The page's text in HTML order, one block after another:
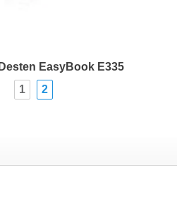
EasyBook E335
1
2